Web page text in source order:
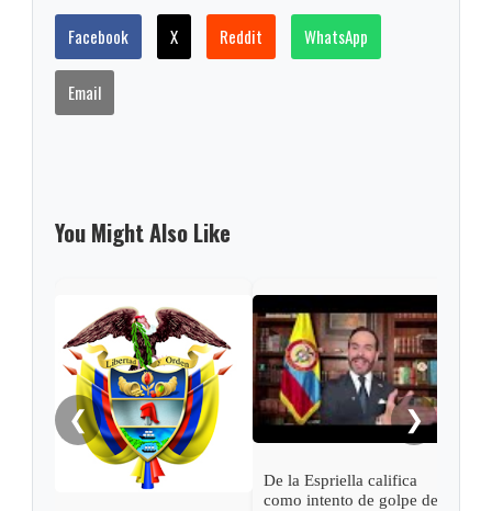
Facebook X Reddit WhatsApp
Email
You Might Also Like
❮
De la Espriella califica
como intento de golpe de
❯